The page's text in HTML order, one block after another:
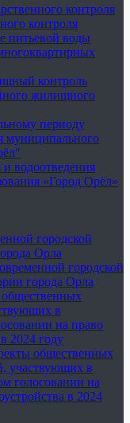
контроля
контроля
питьевой воды
контроль
жилищного
периоду
муниципального
водоотведения
«Город Орёл»
городской
Орла
городской
города Орла
в
на право
2024 году
общественных
участвующих в
голосовании на
в 2024